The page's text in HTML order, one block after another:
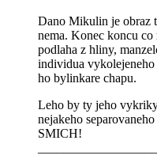
Dano Mikulin je obraz
nema. Konec koncu
podlaha z hliny,
individua
ho bylinkare chapu.
Leho by ty jeho
nejakeho
SMICH!